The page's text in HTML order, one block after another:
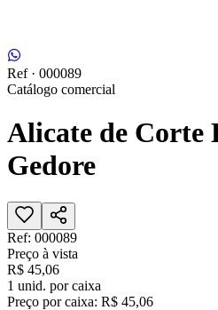
Ref · 000089
Catálogo comercial
Alicate de Corte
Gedore
Ref: 000089
Preço à vista
R$ 45,06
1 unid. por caixa
Preço por caixa: R$ 45,06